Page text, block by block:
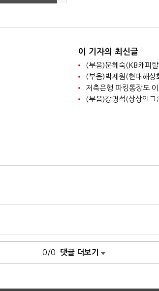
이 기자의 최신글
(부음)문혜숙(KB캐피
(부음)박제원(현대해상
저축은행 파킹통장도
(부음)강명석(상상인그
0/0 댓글 더보기